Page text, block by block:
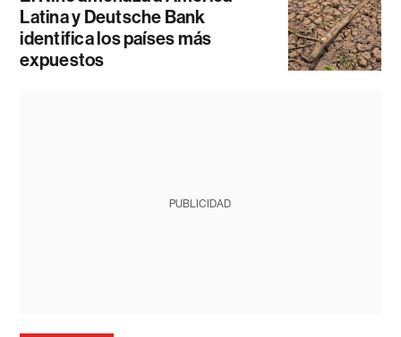
Latina y Deutsche Bank
identifica los países más
expuestos
PUBLICIDAD